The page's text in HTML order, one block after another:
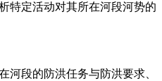
特定活动对其所在河段河势的
河段的防洪任务与防洪要求、